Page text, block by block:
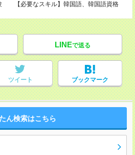
【必要なスキル】韓国語、韓国語資格
LINEで送る
ツイート ブックマーク
ん検索はこちら